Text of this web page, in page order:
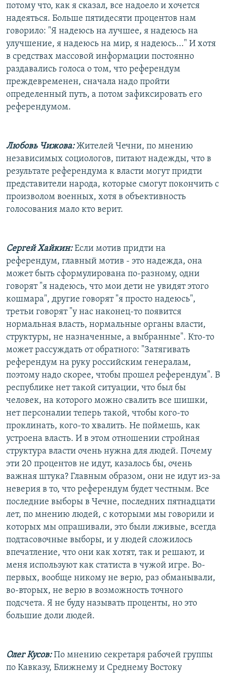
потому что, как я сказал, все надоело и хочется
надеяться. Больше пятидесяти процентов нам
говорило: "Я надеюсь на лучшее, я надеюсь на
улучшение, я надеюсь на мир, я надеюсь..." И хотя
в средствах массовой информации постоянно
раздавались голоса о том, что референдум
преждевременен, сначала надо пройти
определенный путь, а потом зафиксировать его
референдумом.
Любовь Чижова:Жителей Чечни, по мнению
независимых социологов, питают надежды, что в
результате референдума к власти могут придти
представители народа, которые смогут покончить с
произволом военных, хотя в объективность
голосования мало кто верит.
Сергей Хайкин:Если мотив придти на
референдум, главный мотив - это надежда, она
может быть сформулирована по-разному, одни
говорят "я надеюсь, что мои дети не увидят этого
кошмара", другие говорят "я просто надеюсь",
третьи говорят "у нас наконец-то появится
нормальная власть, нормальные органы власти,
структуры, не назначенные, а выбранные". Кто-то
может рассуждать от обратного: "Затягивать
референдум на руку российским генералам,
поэтому надо скорее, чтобы прошел референдум". В
республике нет такой ситуации, что был бы
человек, на которого можно свалить все шишки,
нет персоналии теперь такой, чтобы кого-то
проклинать, кого-то хвалить. Не поймешь, как
устроена власть. И в этом отношении стройная
структура власти очень нужна для людей. Почему
эти 20 процентов не идут, казалось бы, очень
важная штука? Главным образом, они не идут из-за
неверия в то, что референдум будет честным. Все
последние выборы в Чечне, последних пятнадцати
лет, по мнению людей, с которыми мы говорили и
которых мы опрашивали, это были лживые, всегда
подтасовочные выборы, и у людей сложилось
впечатление, что они как хотят, так и решают, и
меня используют как статиста в чужой игре. Во-
первых, вообще никому не верю, раз обманывали,
во-вторых, не верю в возможность точного
подсчета. Я не буду называть проценты, но это
большие доли людей.
Олег Кусов:По мнению секретаря рабочей группы
по Кавказу, Ближнему и Среднему Востоку